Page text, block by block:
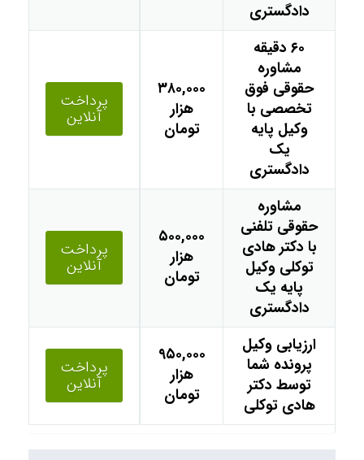
دادگستری
۶۰ دقیقه
مشاوره
حقوقی فوق
تخصصی با
وکیل پایه
یک
دادگستری
۳۸۰,۰۰۰
هزار
تومان
پرداخت
آنلاین
مشاوره
حقوقی تلفنی
با دکتر هادی
توکلی وکیل
پایه یک
دادگستری
۵۰۰,۰۰۰
هزار
تومان
پرداخت
آنلاین
ارزیابی وکیل
پرونده شما
توسط دکتر
هادی توکلی
۹۵۰,۰۰۰
هزار
تومان
پرداخت
آنلاین